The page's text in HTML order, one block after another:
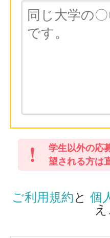
学生以外の応
望される方は
ご利用規約と 個